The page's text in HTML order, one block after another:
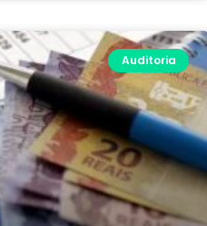
Auditoria